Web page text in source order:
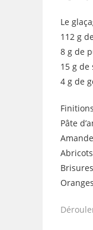
Le
112 g
8 g de
15 g de
4 g de
Finitions
Pâte